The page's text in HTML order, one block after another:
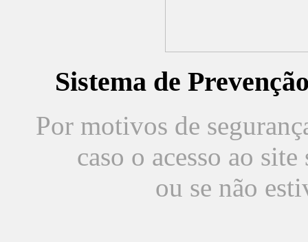
Sistema de
Por motivos de
caso o acesso ao
ou se não